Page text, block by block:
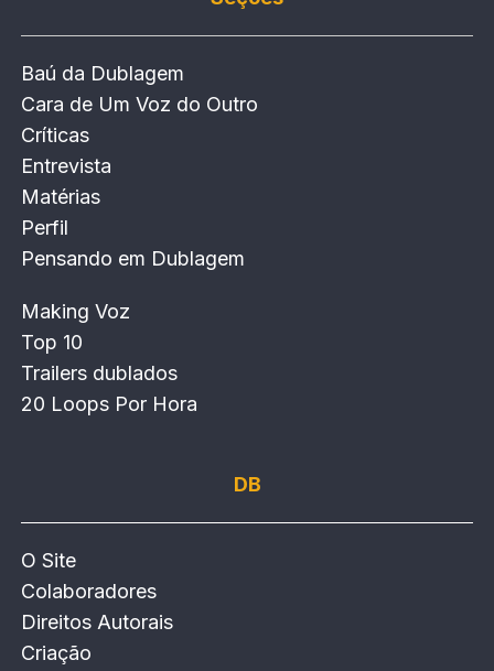
Baú da Dublagem
Cara de Um Voz do Outro
Críticas
Entrevista
Matérias
Perfil
Pensando em Dublagem
Making Voz
Top 10
Trailers dublados
20 Loops Por Hora
DB
O Site
Colaboradores
Direitos Autorais
Criação